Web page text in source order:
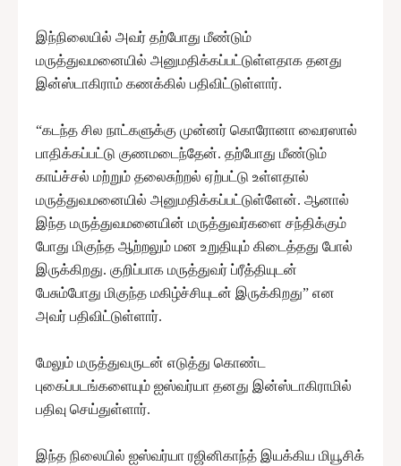
இந்நிலையில் அவர் தற்போது மீண்டும்
மருத்துவமனையில் அனுமதிக்கப்பட்டுள்ளதாக தனது
இன்ஸ்டாகிராம் கணக்கில் பதிவிட்டுள்ளார்.
“கடந்த சில நாட்களுக்கு முன்னர் கொரோனா வைரஸால்
பாதிக்கப்பட்டு குணமடைந்தேன். தற்போது மீண்டும்
காய்ச்சல் மற்றும் தலைசுற்றல் ஏற்பட்டு உள்ளதால்
மருத்துவமனையில் அனுமதிக்கப்பட்டுள்ளேன். ஆனால்
இந்த மருத்துவமனையின் மருத்துவர்களை சந்திக்கும்
போது மிகுந்த ஆற்றலும் மன உறுதியும் கிடைத்தது போல்
இருக்கிறது. குறிப்பாக மருத்துவர் ப்ரீத்தியுடன்
பேசும்போது மிகுந்த மகிழ்ச்சியுடன் இருக்கிறது” என
அவர் பதிவிட்டுள்ளார்.
மேலும் மருத்துவருடன் எடுத்து கொண்ட
புகைப்படங்களையும் ஐஸ்வர்யா தனது இன்ஸ்டாகிராமில்
பதிவு செய்துள்ளார்.
இந்த நிலையில் ஐஸ்வர்யா ரஜினிகாந்த் இயக்கிய மியூசிக்